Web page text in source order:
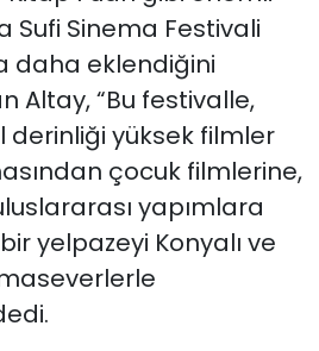
Sufi Sinema Festivali
daha eklendiğini
Altay, “Bu festivalle,
derinliği yüksek filmler
çocuk filmlerine,
yapımlara
yelpazeyi Konyalı ve